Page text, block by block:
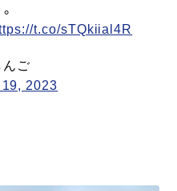
t.co/sTQkiial4R
ご
19, 2023